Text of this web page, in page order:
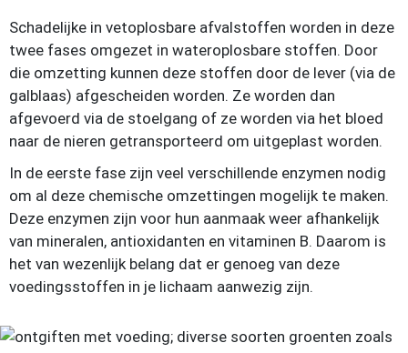
Schadelijke in vetoplosbare afvalstoffen worden in deze
twee fases omgezet in wateroplosbare stoffen. Door
die omzetting kunnen deze stoffen door de lever (via de
galblaas) afgescheiden worden. Ze worden dan
afgevoerd via de stoelgang of ze worden via het bloed
naar de nieren getransporteerd om uitgeplast worden.
In de eerste fase zijn veel verschillende enzymen nodig
om al deze chemische omzettingen mogelijk te maken.
Deze enzymen zijn voor hun aanmaak weer afhankelijk
van mineralen, antioxidanten en vitaminen B. Daarom is
het van wezenlijk belang dat er genoeg van deze
voedingsstoffen in je lichaam aanwezig zijn.